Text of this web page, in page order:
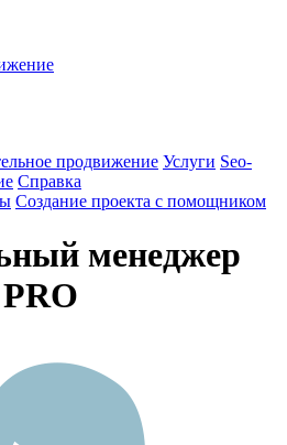
продвижение Услуги Seo-
Справка
Создание проекта с помощником
менеджер
PRO